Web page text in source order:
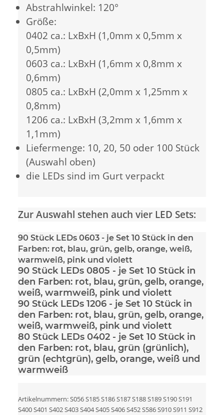
Abstrahlwinkel: 120°
Größe:
0402 ca.: LxBxH (1,0mm x 0,5mm x
0,5mm)
0603 ca.: LxBxH (1,6mm x 0,8mm x
0,6mm)
0805 ca.: LxBxH (2,0mm x 1,25mm x
0,8mm)
1206 ca.: LxBxH (3,2mm x 1,6mm x
1,1mm)
Liefermenge: 10, 20, 50 oder 100 Stück
(Auswahl oben)
die LEDs sind im Gurt verpackt
Zur Auswahl stehen auch vier LED Sets:
90 Stück LEDs 0603 - je Set 10 Stück in den
Farben: rot, blau, grün, gelb, orange, weiß,
warmweiß, pink und violett
90 Stück LEDs 0805 - je Set 10 Stück in
den Farben: rot, blau, grün, gelb, orange,
weiß, warmweiß, pink und violett
90 Stück LEDs 1206 - je Set 10 Stück in
den Farben: rot, blau, grün, gelb, orange,
weiß, warmweiß, pink und violett
80 Stück LEDs 0402 - je Set 10 Stück in
den Farben: rot, blau, grün (grünlich),
grün (echtgrün), gelb, orange, weiß und
warmweiß
Artikelnummern: S056 S185 S186 S187 S188 S189 S190 S191
S400 S401 S402 S403 S404 S405 S406 S452 S586 S910 S911 S912